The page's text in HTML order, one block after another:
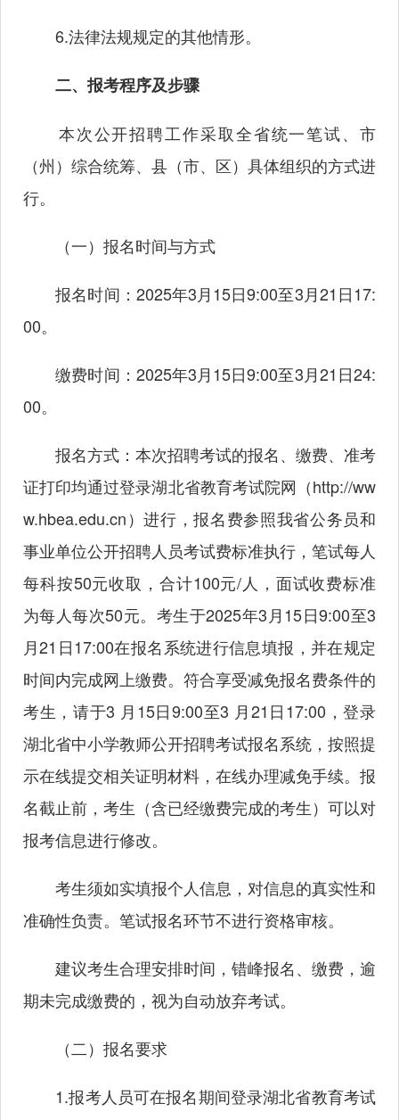
6.法律法规规定的其他情形。
二、报考程序及步骤
本次公开招聘工作采取全省统一笔试、市
（州）综合统筹、县（市、区）具体组织的方式进
行。
（一）报名时间与方式
报名时间：2025年3月15日9:00至3月21日17:
00。
缴费时间：2025年3月15日9:00至3月21日24:
00。
报名方式：本次招聘考试的报名、缴费、准考
证打印均通过登录湖北省教育考试院网（http://ww
w.hbea.edu.cn）进行，报名费参照我省公务员和
事业单位公开招聘人员考试费标准执行，笔试每人
每科按50元收取，合计100元/人，面试收费标准
为每人每次50元。考生于2025年3月15日9:00至3
月21日17:00在报名系统进行信息填报，并在规定
时间内完成网上缴费。符合享受减免报名费条件的
考生，请于3 月15日9:00至3 月21日17:00，登录
湖北省中小学教师公开招聘考试报名系统，按照提
示在线提交相关证明材料，在线办理减免手续。报
名截止前，考生（含已经缴费完成的考生）可以对
报考信息进行修改。
考生须如实填报个人信息，对信息的真实性和
准确性负责。笔试报名环节不进行资格审核。
建议考生合理安排时间，错峰报名、缴费，逾
期未完成缴费的，视为自动放弃考试。
（二）报名要求
1.报考人员可在报名期间登录湖北省教育考试